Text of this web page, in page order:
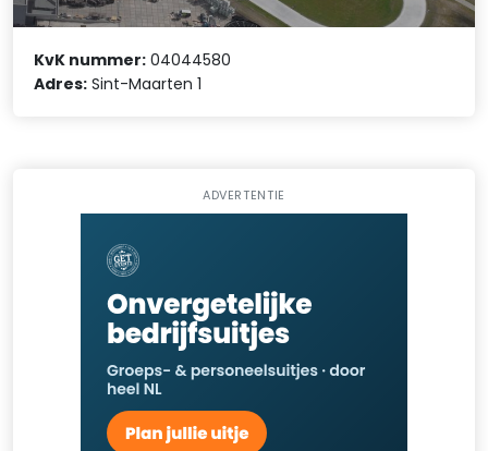
KvK nummer: 04044580
Adres: Sint-Maarten 1
ADVERTENTIE